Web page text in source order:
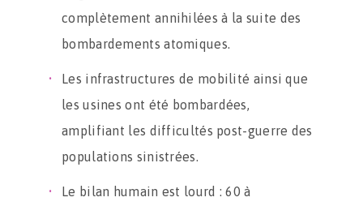
complètement annihilées à la suite des
bombardements atomiques.
Les infrastructures de mobilité ainsi que
les usines ont été bombardées,
amplifiant les difficultés post-guerre des
populations sinistrées.
Le bilan humain est lourd : 60 à